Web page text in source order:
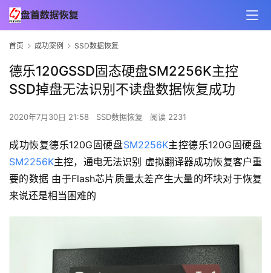
首页 成功案例 SSD数据恢复
德乐120GSSD固态硬盘SM2256K主控
SSD掉盘无法识别不读盘数据恢复成功
2020年7月30日 21:58 SSD数据恢复 阅读 2231
成功恢复德乐120G固硬盘SM2256K主控德乐120G固硬盘
SM2256K主控，通电无法识别 虚拟翻译器成功恢复客户重
要的数据 由于Flash芯片质量太差产生大量的坏块对于恢复
来说还是相当困难的